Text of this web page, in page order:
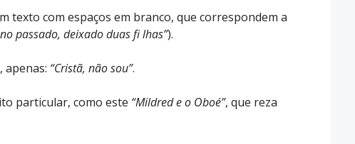
texto com espaços em branco, que correspondem a
passado, deixado duas fi lhas”).
apenas: “Cristã, não sou”.
particular, como este “Mildred e o Oboé”, que reza